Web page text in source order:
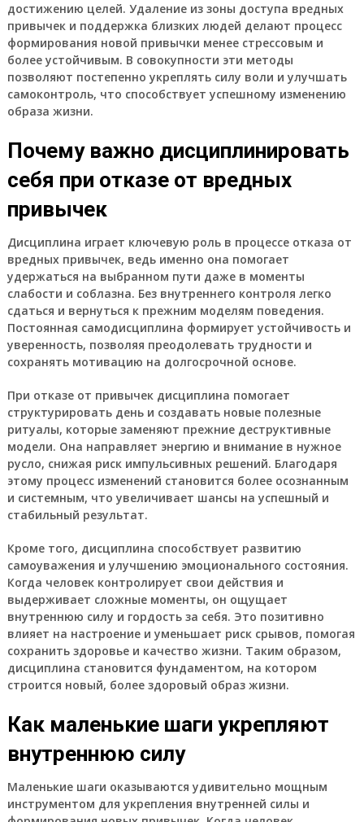
достижению целей. Удаление из зоны доступа вредных
привычек и поддержка близких людей делают процесс
формирования новой привычки менее стрессовым и
более устойчивым. В совокупности эти методы
позволяют постепенно укреплять силу воли и улучшать
самоконтроль, что способствует успешному изменению
образа жизни.
Почему важно дисциплинировать
себя при отказе от вредных
привычек
Дисциплина играет ключевую роль в процессе отказа от
вредных привычек, ведь именно она помогает
удержаться на выбранном пути даже в моменты
слабости и соблазна. Без внутреннего контроля легко
сдаться и вернуться к прежним моделям поведения.
Постоянная самодисциплина формирует устойчивость и
уверенность, позволяя преодолевать трудности и
сохранять мотивацию на долгосрочной основе.
При отказе от привычек дисциплина помогает
структурировать день и создавать новые полезные
ритуалы, которые заменяют прежние деструктивные
модели. Она направляет энергию и внимание в нужное
русло, снижая риск импульсивных решений. Благодаря
этому процесс изменений становится более осознанным
и системным, что увеличивает шансы на успешный и
стабильный результат.
Кроме того, дисциплина способствует развитию
самоуважения и улучшению эмоционального состояния.
Когда человек контролирует свои действия и
выдерживает сложные моменты, он ощущает
внутреннюю силу и гордость за себя. Это позитивно
влияет на настроение и уменьшает риск срывов, помогая
сохранить здоровье и качество жизни. Таким образом,
дисциплина становится фундаментом, на котором
строится новый, более здоровый образ жизни.
Как маленькие шаги укрепляют
внутреннюю силу
Маленькие шаги оказываются удивительно мощным
инструментом для укрепления внутренней силы и